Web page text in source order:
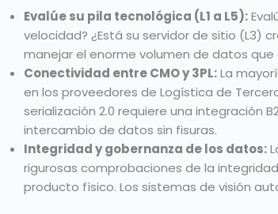
Evalúe su pila tecnológica (L1 a L5):
velocidad? ¿Está su servidor de sitio (L3)
manejar el enorme volumen de datos que
Conectividad entre CMO y 3PL:La
en los proveedores de Logística de
serialización 2.0 requiere una integración
intercambio de datos sin fisuras.
Integridad y gobernanza de los datos:
rigurosas comprobaciones de la
producto físico. Los sistemas de visión